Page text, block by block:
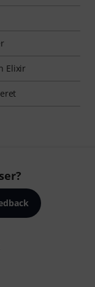
Elixir